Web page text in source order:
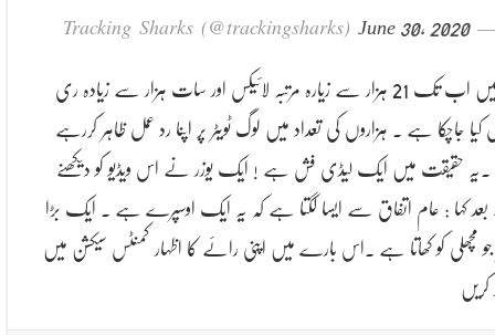
— Tracking Sharks (@trackingsharks)
June 30, 2020
۔ وہیں اب تک 21 ہزار سے زیارہ مرتبہ لائیکس اور سات ہزار سے زیادہ ری
کیا جاچکا ہے ۔ ہزاروں کی تعداد میں لوگ ٹویٹر پر اپنا رد عمل ظاہر کررہے
حقیقت میں ایک لیڈی فش ہے ! ایک یوزر نے اس ویڈیو کو دیکھنے
کہا : عام اتفاق سے ایسا لگتا ہے کہ یہ ایک اوسپرے ہے ۔ ایک بڑا
جو مچھلی کو کھاتا ہے ۔اس بارے میں اپنی رائے کا اظہار کمنٹس سیکشن میں